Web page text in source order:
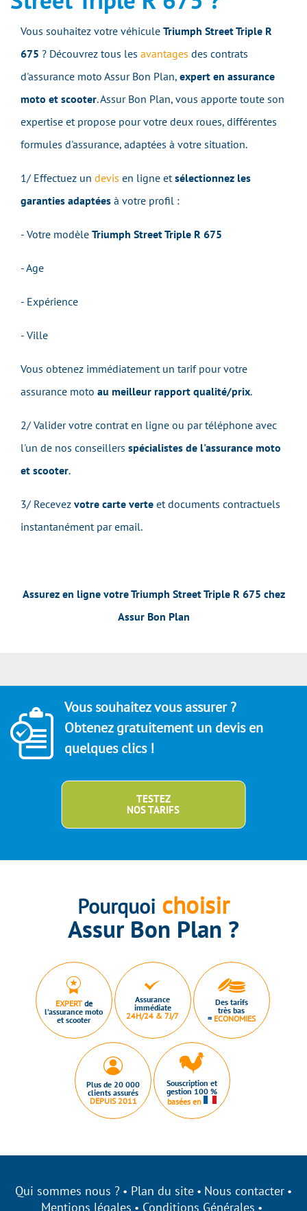
Vous souhaitez votre véhicule Triumph Street Triple R
675 ? Découvrez tous les avantages des contrats
d'assurance moto Assur Bon Plan, expert en assurance
moto et scooter. Assur Bon Plan, vous apporte toute son
expertise et propose pour votre deux roues, différentes
formules d'assurance, adaptées à votre situation.
1/ Effectuez un devis en ligne etsélectionnez les
garanties adaptées à votre profil :
- Votre modèle Triumph Street Triple R 675
- Age
- Expérience
- Ville
Vous obtenez immédiatement un tarif pour votre
assurance moto au meilleur rapport qualité/prix.
2/ Valider votre contrat en ligne ou par téléphone avec
l'un de nos conseillers spécialistes de l'assurance moto
et scooter.
3/ Recevez votre carte verte et documents contractuels
instantanément par email.
Assurez en ligne votre Triumph Street Triple R 675 chez
Assur Bon Plan
Vous souhaitez vous assurer ?
Obtenez gratuitement un devis en
quelques clics !
TESTEZ
NOS TARIFS
Pourquoi choisir
Assur Bon Plan ?
EXPERTde
l’assurance moto
et scooter
Assurance
immédiate
24H/24 & 7J/7
Des tarifs
très bas
= ECONOMIES
Plus de 20 000
clients assurés
DEPUIS 2011
Souscription et
gestion 100 %
basées en
Qui sommes nous ? Plan du site
Nous contacter
Mentions légales
Conditions Générales